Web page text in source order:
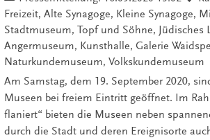
Freizeit, Alte Synagoge, Kleine Synagoge,
Stadtmuseum, Topf und Söhne, Jüdisches
Angermuseum, Kunsthalle, Galerie
Naturkundemuseum, Volkskundemuseum
Am Samstag, dem 19. September 2020,
Museen bei freiem Eintritt geöffnet. Im
flaniert“ bieten die Museen neben
durch die Stadt und deren Ereignisorte